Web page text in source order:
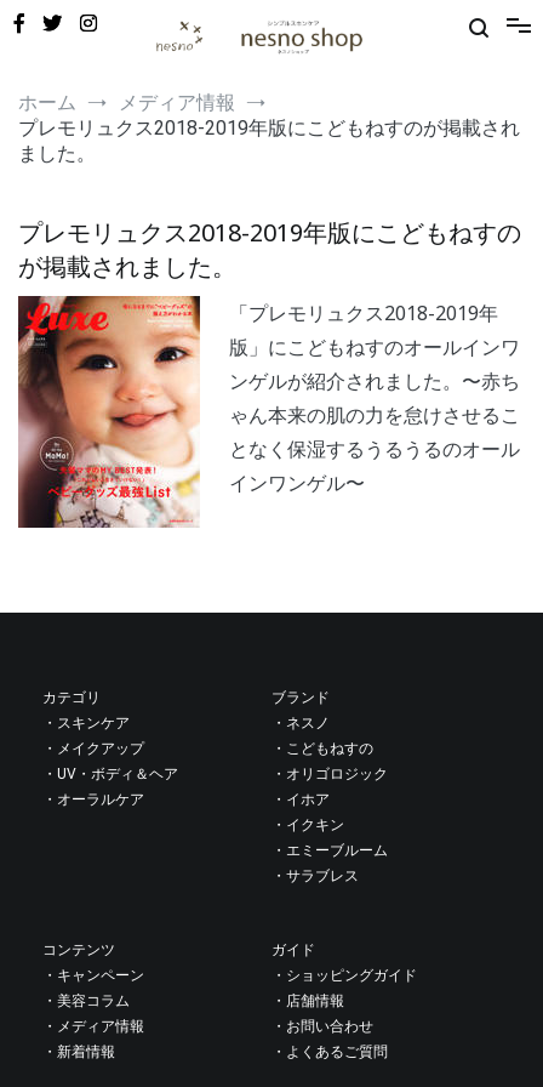
nesno（ネスノ）公式
ホーム
メディア情報
プレモリュクス2018-2019年版にこどもねすのが掲載され
ました。
プレモリュクス2018-2019年版にこどもねすの
が掲載されました。
「プレモリュクス2018-2019年
版」にこどもねすのオールインワ
ンゲルが紹介されました。〜赤ち
ゃん本来の肌の力を怠けさせるこ
となく保湿するうるうるのオール
インワンゲル〜
稿
ナ
ビ
ー
シ
ョ
カテゴリ
・スキンケア
・メイクアップ
・UV・ボディ＆ヘア
・オーラルケア
ブランド
・ネスノ
・こどもねすの
・オリゴロジック
・イホア
・イクキン
・エミーブルーム
・サラブレス
コンテンツ
・キャンペーン
・美容コラム
・メディア情報
・新着情報
ガイド
・ショッピングガイド
・店舗情報
・お問い合わせ
・よくあるご質問